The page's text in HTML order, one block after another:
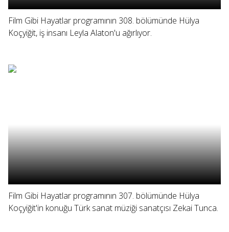
Film Gibi Hayatlar programının 308. bölümünde Hülya
Koçyiğit, iş insanı Leyla Alaton'u ağırlıyor.
Film Gibi Hayatlar programının 307. bölümünde Hülya
Koçyiğit'in konuğu Türk sanat müziği sanatçısı Zekai Tunca.